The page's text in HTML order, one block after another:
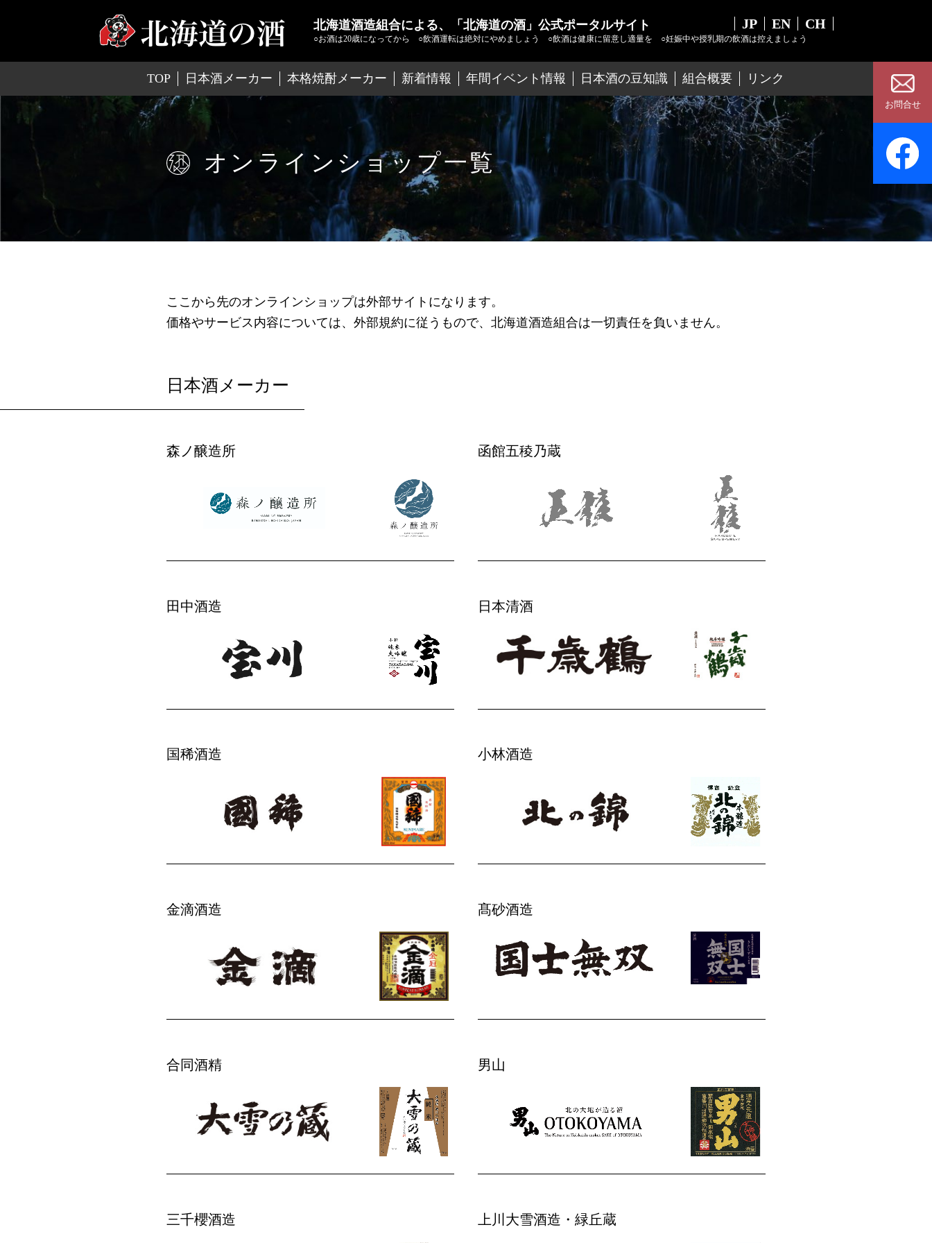
北海道酒造組合による、「北海道の酒」公式ポータルサイト JP EN CH
○お酒は20歳になってから ○飲酒運転は絶対にやめましょう ○飲酒は健康に留意し適量を ○妊娠中や授乳期の飲酒は控えましょう
TOP 日本酒メーカー 本格焼酎メーカー 新着情報 年間イベント情報 日本酒の豆知識 組合概要 リンク
オンラインショップ一覧
ここから先のオンラインショップは外部サイトになります。
価格やサービス内容については、外部規約に従うもので、北海道酒造組合は一切責任を負いません。
日本酒メーカー
森ノ醸造所 函館五稜乃蔵
田中酒造 日本清酒
国稀酒造 小林酒造
金滴酒造 髙砂酒造
合同酒精 男山
三千櫻酒造 上川大雪酒造・緑丘蔵
お問合せ